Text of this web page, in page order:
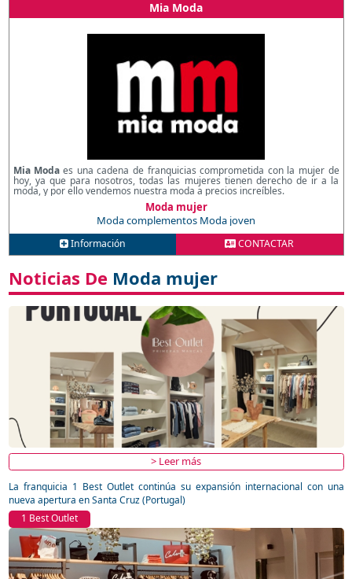
Mia Moda
Mia Modaes una cadena de franquicias comprometida con la mujer de
hoy, ya que para nosotros, todas las mujeres tienen derecho de ir a la
moda, y por ello vendemos nuestra moda a precios increíbles.
Moda mujer
Moda complementos Moda joven
Información CONTACTAR
Noticias De Moda mujer
> Leer más
La franquicia 1 Best Outlet continúa su expansión internacional con una
nueva apertura en Santa Cruz (Portugal)
1 Best Outlet